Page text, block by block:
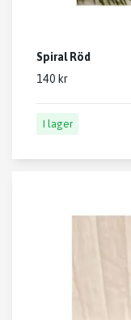
Spiral Röd
140 kr
I lager